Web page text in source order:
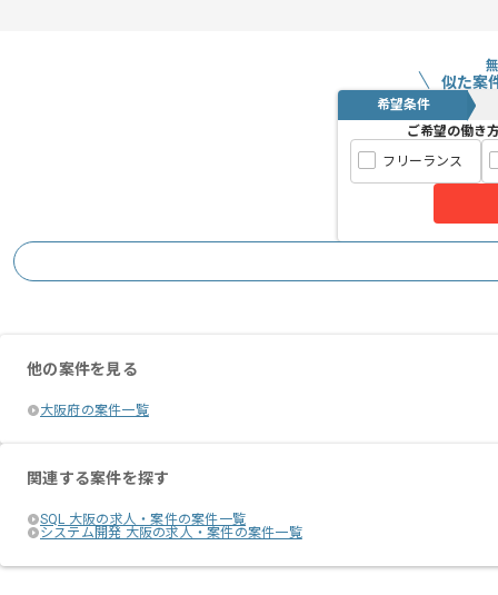
似た案
希望条件
ご希望の働き
フリーランス
他の案件を見る
大阪府の案件一覧
関連する案件を探す
SQL 大阪の求人・案件の案件一覧
システム開発 大阪の求人・案件の案件一覧